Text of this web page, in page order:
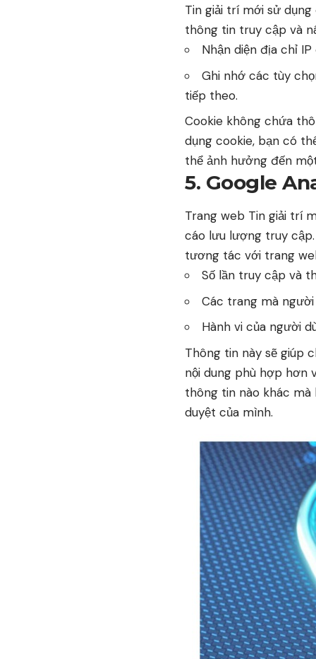
Tin giải trí mới sử
thông tin truy cập và
Nhận diện địa chỉ
Ghi nhớ các tùy
tiếp theo.
Cookie không chứa
dụng cookie, bạn có
thể ảnh hưởng đến
5. Google
Trang web Tin giải trí
cáo lưu lượng truy
tương tác với trang
Số lần truy cập và
Các trang mà
Hành vi của người
Thông tin này sẽ giúp
nội dung phù hợp hơn
thông tin nào khác
duyệt của mình.